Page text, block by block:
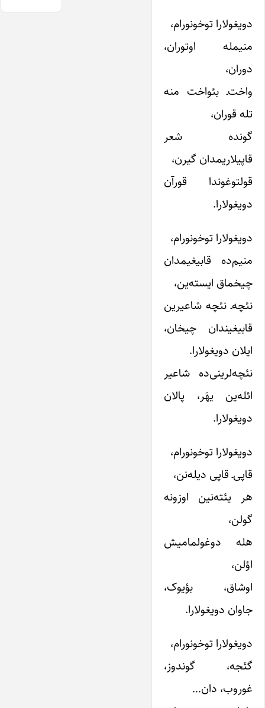
دویغولارا توخونورام،
منیمله اوتوران،
دوران،
واخت‌ـ بئواخت منه
تله قوران،
گونده شعر
قاپیلاریمدان گیرن،
قولتوغوندا قورآن
دویغولارا.
دویغولارا توخونورام،
منیم‌ده قابیغیمدان
چیخماق ایسته‌ین،
نئچه‌ـ نئچه شاعیرین
قابیغیندان چیخان،
ایلان دویغولارا.
نئچه‌لرینی‌ده شاعیر
ائله‌ین یهَر، پالان
دویغولارا.
دویغولارا توخونورام،
قاپی‌ـ قاپی دیله‌نن،
هر یئته‌نین اوزونه
گولن،
هله دوغولمامیش
اؤلن،
اوشاق، بؤیوک،
جاوان دویغولارا.
دویغولارا توخونورام،
گئجه، گوندوز،
غوروب، دان…